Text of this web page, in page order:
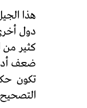
هذا
دول
كثير
ضعف
تكون